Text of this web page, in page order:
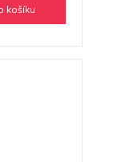
košíku